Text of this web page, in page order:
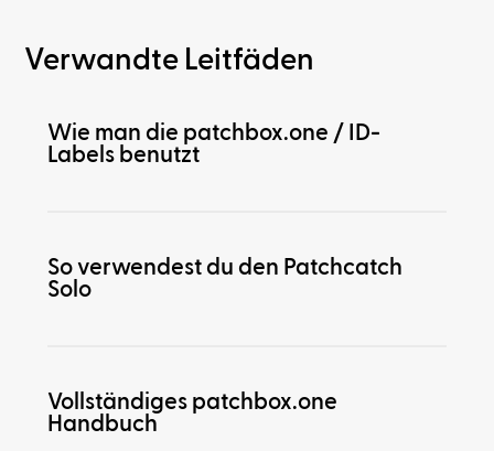
Verwandte Leitfäden
Wie man die patchbox.one / ID-
Labels benutzt
So verwendest du den Patchcatch
Solo
Vollständiges patchbox.one
Handbuch